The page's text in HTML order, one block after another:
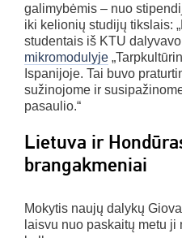
galimybėmis – nuo
iki kelionių studijų tikslais:
studentais iš KTU
mikromodulyje
Ispanijoje. Tai buvo
sužinojome ir
pasaulio.“
Lietuva ir
brangakmeniai
Mokytis naujų dalykų
laisvu nuo paskaitų metu